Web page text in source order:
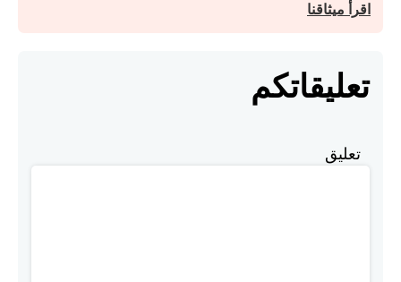
اقرأ ميثاقنا
تعليقاتكم
تعليق